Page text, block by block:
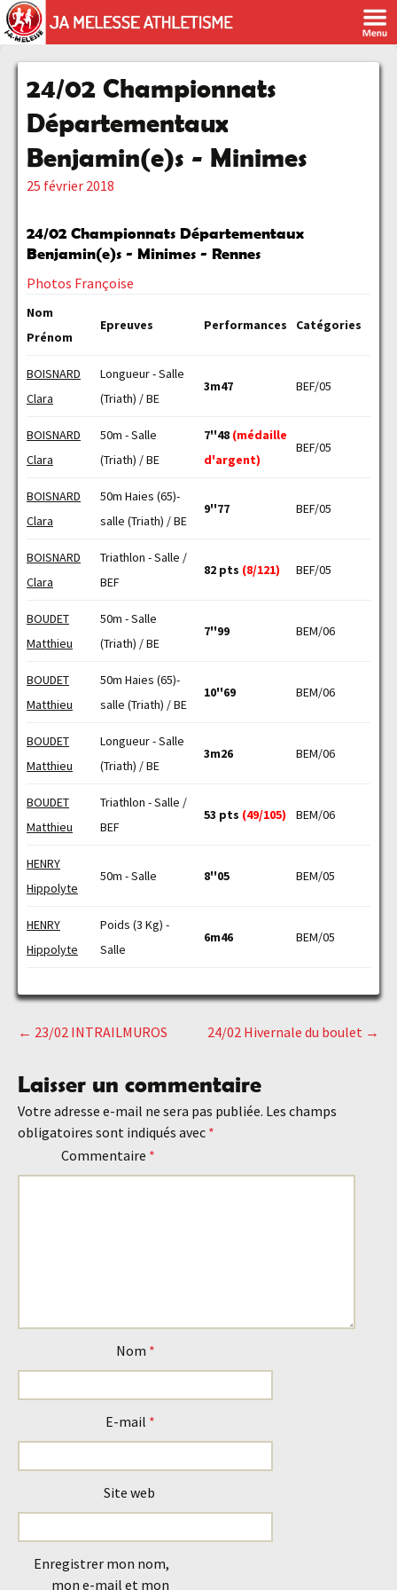
24/02 Championnats
Départementaux
Benjamin(e)s - Minimes
25 février 2018
24/02 Championnats Départementaux
Benjamin(e)s - Minimes - Rennes
Photos Françoise
Nom
Prénom
Epreuves Performances Catégories
BOISNARD
Clara
Longueur - Salle
(Triath) / BE
3m47 BEF/05
BOISNARD
Clara
50m - Salle
(Triath) / BE
7''48 (médaille
d'argent)
BEF/05
BOISNARD
Clara
50m Haies (65)-
salle (Triath) / BE
9''77 BEF/05
BOISNARD
Clara
Triathlon - Salle /
BEF
82 pts (8/121) BEF/05
BOUDET
Matthieu
50m - Salle
(Triath) / BE
7''99 BEM/06
BOUDET
Matthieu
50m Haies (65)-
salle (Triath) / BE
10''69 BEM/06
BOUDET
Matthieu
Longueur - Salle
(Triath) / BE
3m26 BEM/06
BOUDET
Matthieu
Triathlon - Salle /
BEF
53 pts (49/105) BEM/06
HENRY
Hippolyte
50m - Salle 8''05 BEM/05
HENRY
Hippolyte
Poids (3 Kg) -
Salle
6m46 BEM/05
Navigation
des
articles
← 23/02 INTRAILMUROS 24/02 Hivernale du boulet →
Laisser un commentaire
Votre adresse e-mail ne sera pas publiée. Les champs
obligatoires sont indiqués avec *
Commentaire *
Nom *
E-mail *
Site web
Enregistrer mon nom,
mon e-mail et mon